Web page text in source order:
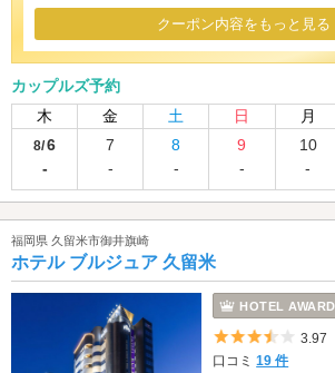
クーポン内容をもっと見る
カップルズ予約
木
金 土 日 月
8/6
-
7
-
8
-
9
-
10
-
福岡県 久留米市御井旗崎
ホテル ブルジュア 久留米
HOTEL
5つ
3.97
口コミ19 件